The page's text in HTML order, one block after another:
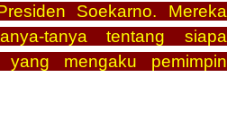
Soekarno. Mereka
tanya tentang siapa
yang mengaku pemimpin